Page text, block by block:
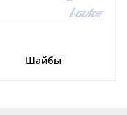
Шайбы